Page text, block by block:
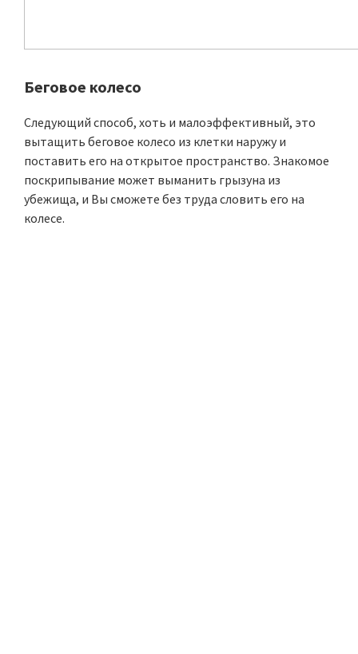
Беговое колесо
Следующий способ, хоть и малоэффективный, это
вытащить беговое колесо из клетки наружу и
поставить его на открытое пространство. Знакомое
поскрипывание может выманить грызуна из
убежища, и Вы сможете без труда словить его на
колесе.